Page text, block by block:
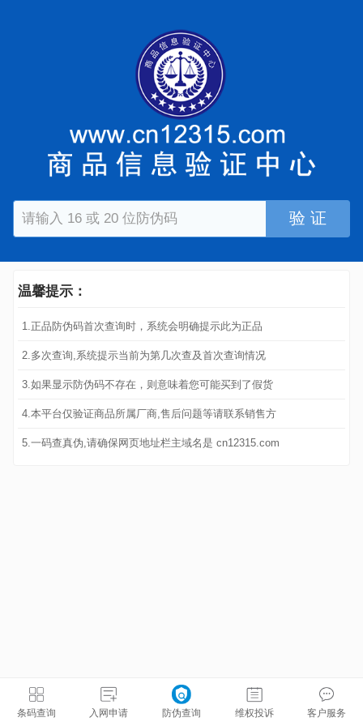
验 证
温馨提示：
1.正品防伪码首次查询时，系统会明确提示此为正品
2.多次查询,系统提示当前为第几次查及首次查询情况
3.如果显示防伪码不存在，则意味着您可能买到了假货
4.本平台仅验证商品所属厂商,售后问题等请联系销售方
5.一码查真伪,请确保网页地址栏主域名是 cn12315.com
条码查询 入网申请 防伪查询 维权投诉 客户服务